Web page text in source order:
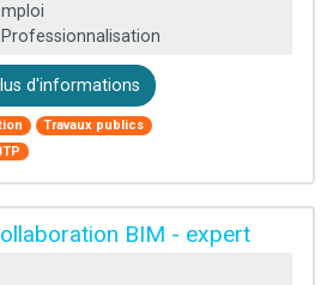
d'informations
Travaux publics
BIM - expert